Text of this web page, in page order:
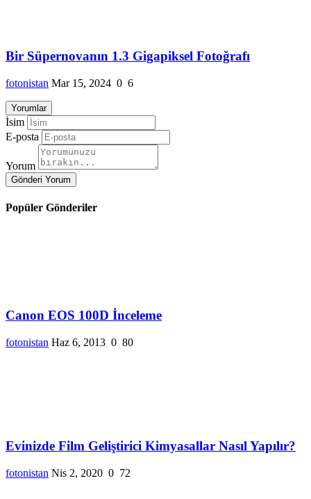
Bir Süpernovanın 1.3 Gigapiksel Fotoğrafı
fotonistan Mar 15, 2024 0 6
Yorumlar
İsim
E-posta
Yorum
Gönderi Yorum
Popüler Gönderiler
Canon EOS 100D İnceleme
fotonistan Haz 6, 2013 0 80
Evinizde Film Geliştirici Kimyasallar Nasıl Yapılır?
fotonistan Nis 2, 2020 0 72